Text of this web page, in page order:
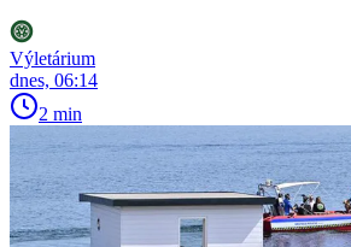
Výletárium
dnes, 06:14
2 min